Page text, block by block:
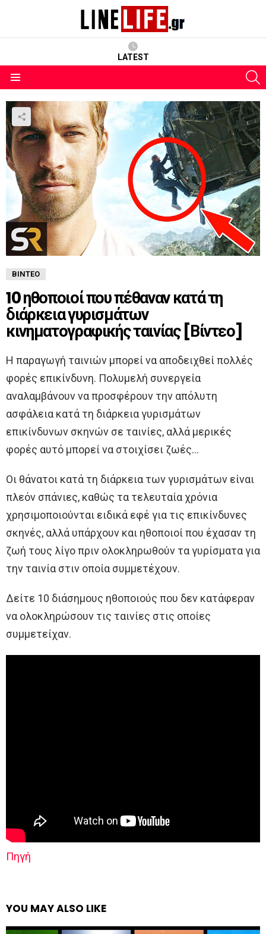
LATEST
ΒΊΝΤΕΟ
10 ηθοποιοί που πέθαναν κατά τη
διάρκεια γυρισμάτων
κινηματογραφικής ταινίας [Βίντεο]
Η παραγωγή ταινιών μπορεί να αποδειχθεί πολλές
φορές επικίνδυνη. Πολυμελή συνεργεία
αναλαμβάνουν να προσφέρουν την απόλυτη
ασφάλεια κατά τη διάρκεια γυρισμάτων
επικίνδυνων σκηνών σε ταινίες, αλλά μερικές
φορές αυτό μπορεί να στοιχίσει ζωές…
Οι θάνατοι κατά τη διάρκεια των γυρισμάτων είναι
πλεόν σπάνιες, καθώς τα τελευταία χρόνια
χρησιμοποιούνται ειδικά εφέ για τις επικίνδυνες
σκηνές, αλλά υπάρχουν και ηθοποιοί που έχασαν τη
ζωή τους λίγο πριν ολοκληρωθούν τα γυρίσματα για
την ταινία στιν οποία συμμετέχουν.
Δείτε 10 διάσημους ηθοποιούς που δεν κατάφεραν
να ολοκληρώσουν τις ταινίες στις οποίες
συμμετείχαν.
Πηγή
YOU MAY ALSO LIKE